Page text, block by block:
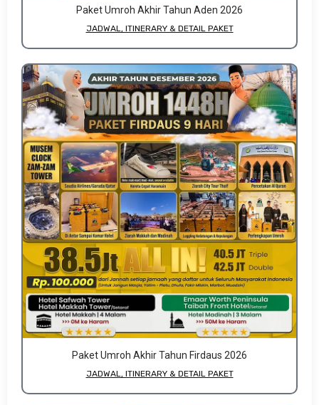
Paket Umroh Akhir Tahun Aden 2026
JADWAL, ITINERARY & DETAIL PAKET
Paket Umroh Akhir Tahun Firdaus 2026
JADWAL, ITINERARY & DETAIL PAKET